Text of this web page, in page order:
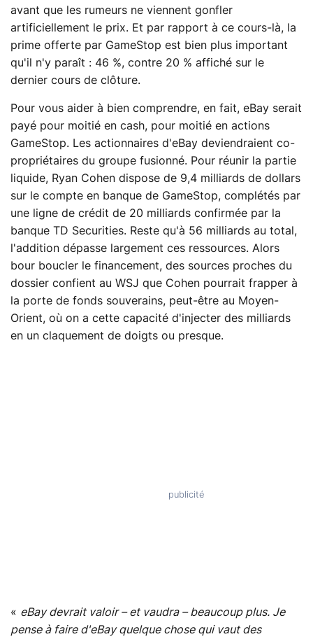
avant que les rumeurs ne viennent gonfler
artificiellement le prix. Et par rapport à ce cours-là, la
prime offerte par GameStop est bien plus important
qu'il n'y paraît : 46 %, contre 20 % affiché sur le
dernier cours de clôture.
Pour vous aider à bien comprendre, en fait, eBay serait
payé pour moitié en cash, pour moitié en actions
GameStop. Les actionnaires d'eBay deviendraient co-
propriétaires du groupe fusionné. Pour réunir la partie
liquide, Ryan Cohen dispose de 9,4 milliards de dollars
sur le compte en banque de GameStop, complétés par
une ligne de crédit de 20 milliards confirmée par la
banque TD Securities. Reste qu'à 56 milliards au total,
l'addition dépasse largement ces ressources. Alors
bour boucler le financement, des sources proches du
dossier confient au WSJ que Cohen pourrait frapper à
la porte de fonds souverains, peut-être au Moyen-
Orient, où on a cette capacité d'injecter des milliards
en un claquement de doigts ou presque.
« eBay devrait valoir – et vaudra – beaucoup plus. Je
pense à faire d'eBay quelque chose qui vaut des